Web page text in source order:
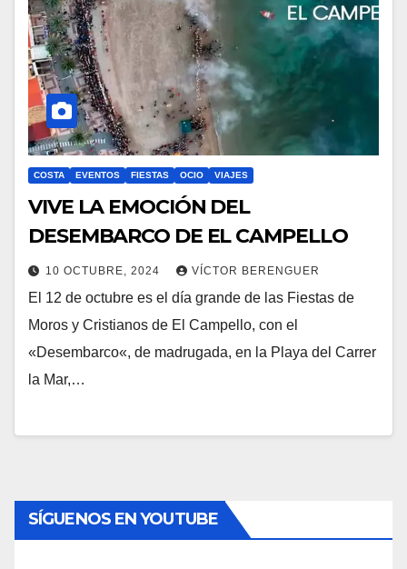
COSTA EVENTOS FIESTAS OCIO VIAJES
VIVE LA EMOCIÓN DEL
DESEMBARCO DE EL CAMPELLO
10 OCTUBRE, 2024 VÍCTOR BERENGUER
El 12 de octubre es el día grande de las Fiestas de
Moros y Cristianos de El Campello, con el
«Desembarco«, de madrugada, en la Playa del Carrer
la Mar,…
SÍGUENOS EN YOUTUBE